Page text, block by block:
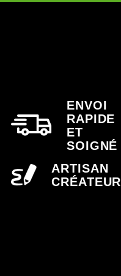
ENVOI
RAPIDE
ET
SOIGNÉ
ARTISAN
CRÉATEUR